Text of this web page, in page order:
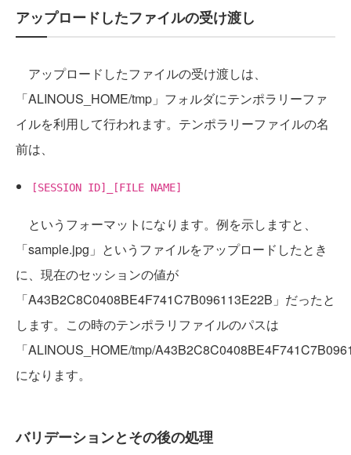
アップロードしたファイルの受け渡し
アップロードしたファイルの受け渡しは、
「ALINOUS_HOME/tmp」フォルダにテンポラリーファ
イルを利用して行われます。テンポラリーファイルの名
前は、
[SESSION ID]_[FILE NAME]
というフォーマットになります。例を示しますと、
「sample.jpg」というファイルをアップロードしたとき
に、現在のセッションの値が
「A43B2C8C0408BE4F741C7B096113E22B」だったと
します。この時のテンポラリファイルのパスは
「ALINOUS_HOME/tmp/
になります。
バリデーションとその後の処理